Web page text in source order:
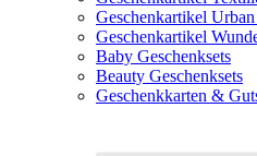
Geschenkartikel
Geschenkartikel
Baby Geschenksets
Beauty Geschenksets
Geschenkkarten &